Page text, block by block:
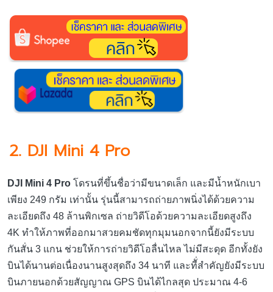
2. DJI Mini 4 Pro
DJI Mini 4 Pro โดรนที่ขึ้นชื่อว่ามีขนาดเล็ก และมีน้ำหนักเบา
เพียง 249 กรัม เท่านั้น รุ่นนี้สามารถถ่ายภาพนิ่งได้ด้วยความ
ละเอียดถึง 48 ล้านพิกเซล ถ่ายวิดีโอด้วยความละเอียดสูงถึง
4K ทำให้ภาพที่ออกมาสวยคมชัดทุกมุมนอกจากนี้ยังมีระบบ
กันสั่น 3 แกน ช่วยให้การถ่ายวิดีโอลื่นไหล ไม่มีสะดุด อีกทั้งยัง
บินได้นานต่อเนื่องนานสูงสุดถึง 34 นาที และทีั่สำคัญยังมีระบบ
บินภายนอกด้วยสัญญาณ GPS บินได้ไกลสุด ประมาณ 4-6